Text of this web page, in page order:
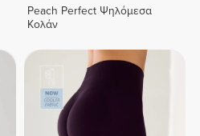
Peach Perfect Ψηλόμεσα
Κολάν